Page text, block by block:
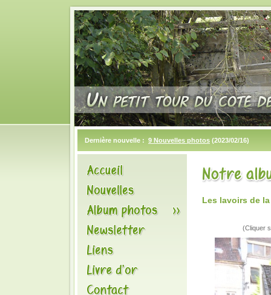
Dernière nouvelle : 9 Nouvelles photos (2023/02/16)
Les lavoirs de
(Cliquer